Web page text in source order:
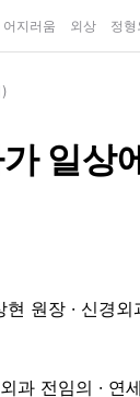
어지러움 외상 정형
일상
현 원장 · 신경외
과 전임의 · 연